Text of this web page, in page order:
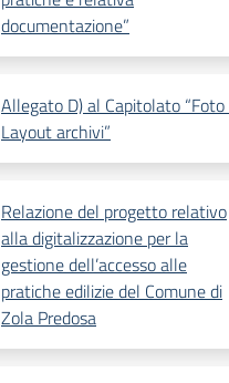
documentazione”
Allegato D) al Capitolato “Foto
Layout archivi”
Relazione del progetto relativo
alla digitalizzazione per la
gestione dell’accesso alle
pratiche edilizie del Comune di
Zola Predosa